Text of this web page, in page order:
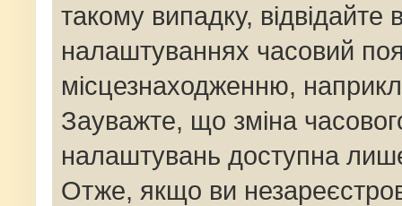
такому випадку,
налаштуваннях часовий
місцезнаходженню,
Зауважте, що зміна
налаштувань доступна
Отже, якщо ви